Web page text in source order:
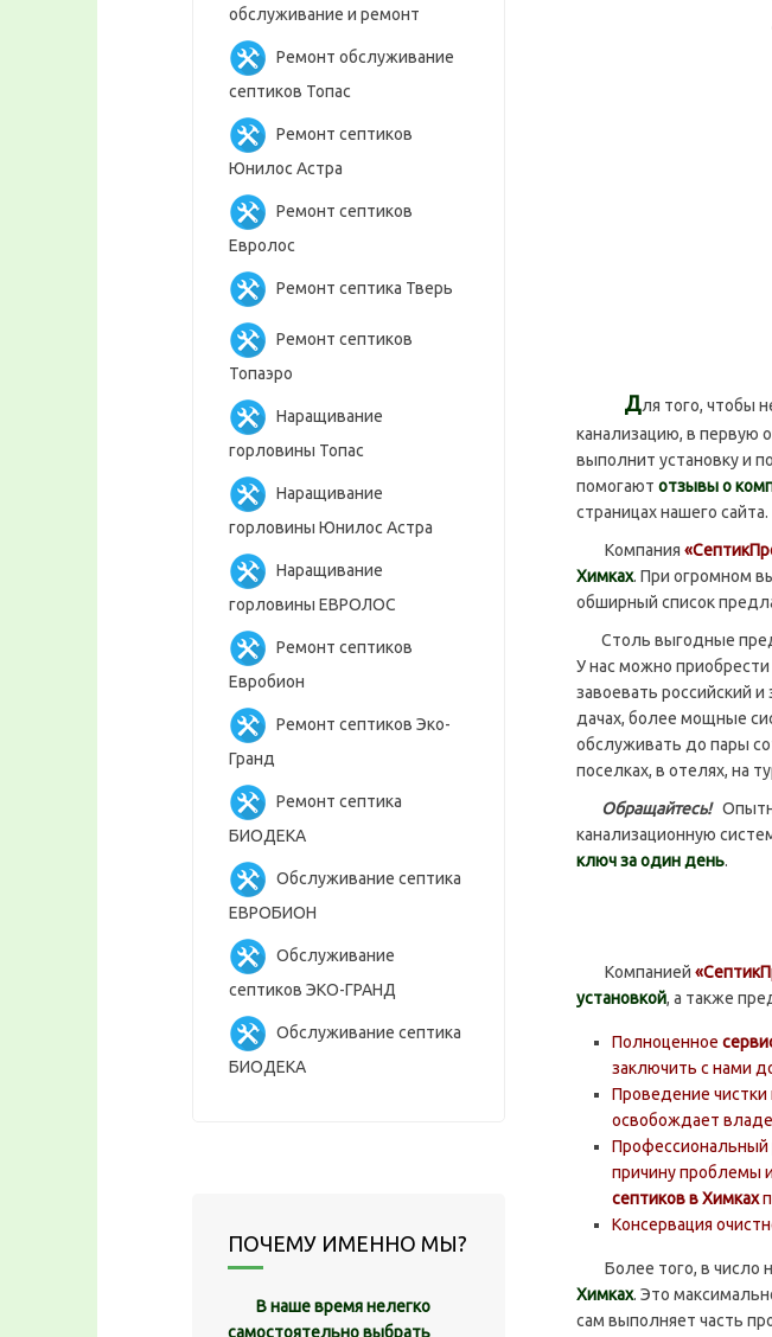
Для того, чтобы
канализацию, в первую
выполнит установку и
помогают отзывы о
страницах нашего сайта.
Компания
Химках. При огромном
обширный список
Столь выгодные
У нас можно
завоевать российский
дачах, более мощные
обслуживать до пары
поселках, в отелях, на
Обращайтесь!
канализационную
ключ за один день.
Компанией
установкой, а также
Полноценное
заключить с нами
Проведение чистки
освобождает
Профессиональный
причину проблемы
септиков в Химках
Консервация
Более того, в число
Химках. Это
сам выполняет часть
обслуживание и ремонт
Ремонт обслуживание
септиков Топас
Ремонт септиков
Юнилос Астра
Ремонт септиков
Евролос
Ремонт септика Тверь
Ремонт септиков
Топаэро
Наращивание
горловины Топас
Наращивание
горловины Юнилос Астра
Наращивание
горловины ЕВРОЛОС
Ремонт септиков
Евробион
Ремонт септиков Эко-
Гранд
Ремонт септика
БИОДЕКА
Обслуживание септика
ЕВРОБИОН
Обслуживание
септиков ЭКО-ГРАНД
Обслуживание септика
БИОДЕКА
ПОЧЕМУ ИМЕННО МЫ?
В наше время нелегко
самостоятельно выбрать